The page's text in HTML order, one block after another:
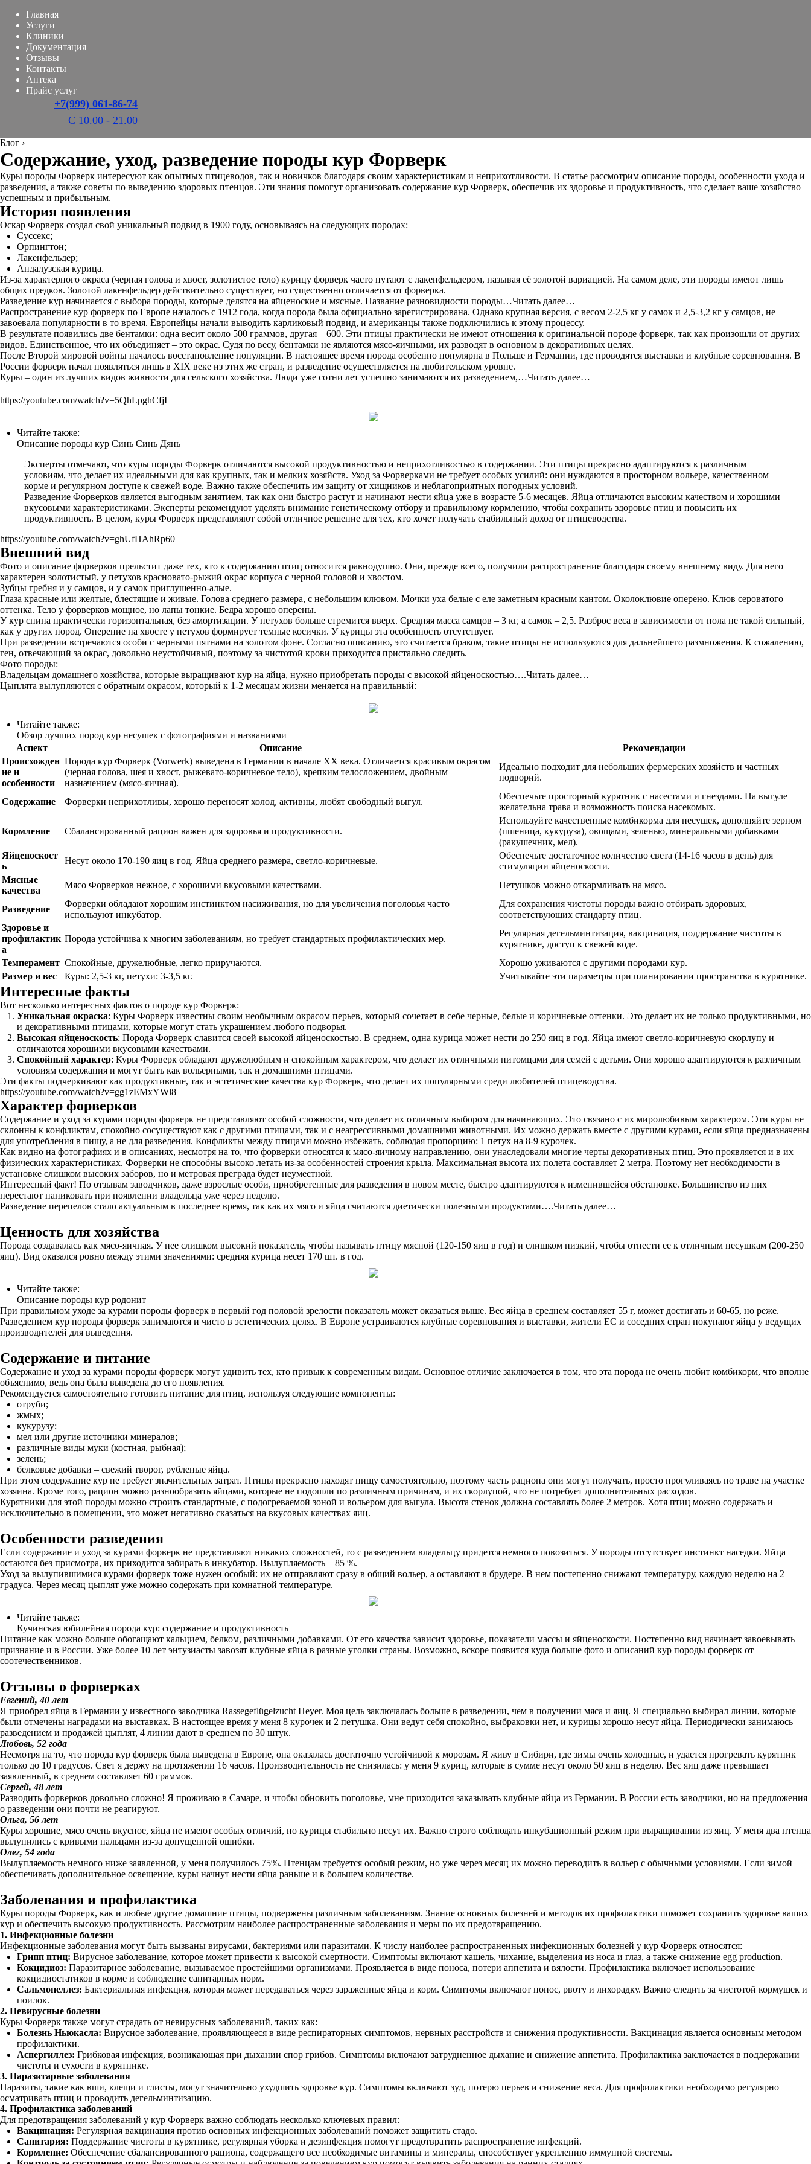
Главная
Услуги
Клиники
Документация
Отзывы
Контакты
Аптека
Прайс услуг
+7(999) 061-86-74
С 10.00 - 21.00
Блог ›
Содержание, уход, разведение породы кур Форверк
Куры породы Форверк интересуют как опытных птицеводов, так и новичков благодаря своим характеристикам и неприхотливости. В статье рассмотрим описание породы, особенности ухода и
разведения, а также советы по выведению здоровых птенцов. Эти знания помогут организовать содержание кур Форверк, обеспечив их здоровье и продуктивность, что сделает ваше хозяйство
успешным и прибыльным.
История появления
Оскар Форверк создал свой уникальный подвид в 1900 году, основываясь на следующих породах:
Суссекс;
Орпингтон;
Лакенфельдер;
Андалузская курица.
Из-за характерного окраса (черная голова и хвост, золотистое тело) курицу форверк часто путают с лакенфельдером, называя её золотой вариацией. На самом деле, эти породы имеют лишь
общих предков. Золотой лакенфельдер действительно существует, но существенно отличается от форверка.
Разведение кур начинается с выбора породы, которые делятся на яйценоские и мясные. Название разновидности породы…Читать далее…
Распространение кур форверк по Европе началось с 1912 года, когда порода была официально зарегистрирована. Однако крупная версия, с весом 2-2,5 кг у самок и 2,5-3,2 кг у самцов, не
завоевала популярности в то время. Европейцы начали выводить карликовый подвид, и американцы также подключились к этому процессу.
В результате появились две бентамки: одна весит около 500 граммов, другая – 600. Эти птицы практически не имеют отношения к оригинальной породе форверк, так как произошли от других
видов. Единственное, что их объединяет – это окрас. Судя по весу, бентамки не являются мясо-яичными, их разводят в основном в декоративных целях.
После Второй мировой войны началось восстановление популяции. В настоящее время порода особенно популярна в Польше и Германии, где проводятся выставки и клубные соревнования. В
России форверк начал появляться лишь в XIX веке из этих же стран, и разведение осуществляется на любительском уровне.
Куры – один из лучших видов живности для сельского хозяйства. Люди уже сотни лет успешно занимаются их разведением,…Читать далее…
https://youtube.com/watch?v=5QhLpghCfjI
Читайте также:
Описание породы кур Синь Синь Дянь
Эксперты отмечают, что куры породы Форверк отличаются высокой продуктивностью и неприхотливостью в содержании. Эти птицы прекрасно адаптируются к различным
условиям, что делает их идеальными для как крупных, так и мелких хозяйств. Уход за Форверками не требует особых усилий: они нуждаются в просторном вольере, качественном
корме и регулярном доступе к свежей воде. Важно также обеспечить им защиту от хищников и неблагоприятных погодных условий.
Разведение Форверков является выгодным занятием, так как они быстро растут и начинают нести яйца уже в возрасте 5-6 месяцев. Яйца отличаются высоким качеством и хорошими
вкусовыми характеристиками. Эксперты рекомендуют уделять внимание генетическому отбору и правильному кормлению, чтобы сохранить здоровье птиц и повысить их
продуктивность. В целом, куры Форверк представляют собой отличное решение для тех, кто хочет получать стабильный доход от птицеводства.
https://youtube.com/watch?v=ghUfHAhRp60
Внешний вид
Фото и описание форверков прельстит даже тех, кто к содержанию птиц относится равнодушно. Они, прежде всего, получили распространение благодаря своему внешнему виду. Для него
характерен золотистый, у петухов красновато-рыжий окрас корпуса с черной головой и хвостом.
Зубцы гребня и у самцов, и у самок приглушенно-алые.
Глаза красные или желтые, блестящие и живые. Голова среднего размера, с небольшим клювом. Мочки уха белые с еле заметным красным кантом. Околоклювие оперено. Клюв сероватого
оттенка. Тело у форверков мощное, но лапы тонкие. Бедра хорошо оперены.
У кур спина практически горизонтальная, без амортизации. У петухов больше стремится вверх. Средняя масса самцов – 3 кг, а самок – 2,5. Разброс веса в зависимости от пола не такой сильный,
как у других пород. Оперение на хвосте у петухов формирует темные косички. У курицы эта особенность отсутствует.
При разведении встречаются особи с черными пятнами на золотом фоне. Согласно описанию, это считается браком, такие птицы не используются для дальнейшего размножения. К сожалению,
ген, отвечающий за окрас, довольно неустойчивый, поэтому за чистотой крови приходится пристально следить.
Фото породы:
Владельцам домашнего хозяйства, которые выращивают кур на яйца, нужно приобретать породы с высокой яйценоскостью….Читать далее…
Цыплята вылупляются с обратным окрасом, который к 1-2 месяцам жизни меняется на правильный:
Читайте также:
Обзор лучших пород кур несушек с фотографиями и названиями
Аспект
Описание
Рекомендации
Происхожден
ие и
особенности
Порода кур Форверк (Vorwerk) выведена в Германии в начале XX века. Отличается красивым окрасом
(черная голова, шея и хвост, рыжевато-коричневое тело), крепким телосложением, двойным
назначением (мясо-яичная).
Идеально подходит для небольших фермерских хозяйств и частных
подворий.
Содержание Форверки неприхотливы, хорошо переносят холод, активны, любят свободный выгул.
Обеспечьте просторный курятник с насестами и гнездами. На выгуле
желательна трава и возможность поиска насекомых.
Кормление Сбалансированный рацион важен для здоровья и продуктивности.
Используйте качественные комбикорма для несушек, дополняйте зерном
(пшеница, кукуруза), овощами, зеленью, минеральными добавками
(ракушечник, мел).
Яйценоскост
ь
Несут около 170-190 яиц в год. Яйца среднего размера, светло-коричневые.
Обеспечьте достаточное количество света (14-16 часов в день) для
стимуляции яйценоскости.
Мясные
качества
Мясо Форверков нежное, с хорошими вкусовыми качествами. Петушков можно откармливать на мясо.
Разведение
Форверки обладают хорошим инстинктом насиживания, но для увеличения поголовья часто
используют инкубатор.
Для сохранения чистоты породы важно отбирать здоровых,
соответствующих стандарту птиц.
Здоровье и
профилактик
а
Порода устойчива к многим заболеваниям, но требует стандартных профилактических мер.
Регулярная дегельминтизация, вакцинация, поддержание чистоты в
курятнике, доступ к свежей воде.
Темперамент Спокойные, дружелюбные, легко приручаются.
Хорошо уживаются с другими породами кур.
Размер и вес
Куры: 2,5-3 кг, петухи: 3-3,5 кг. Учитывайте эти параметры при планировании пространства в курятнике.
Интересные факты
Вот несколько интересных фактов о породе кур Форверк:
Уникальная окраска: Куры Форверк известны своим необычным окрасом перьев, который сочетает в себе черные, белые и коричневые оттенки. Это делает их не только продуктивными, но
и декоративными птицами, которые могут стать украшением любого подворья.
Высокая яйценоскость: Порода Форверк славится своей высокой яйценоскостью. В среднем, одна курица может нести до 250 яиц в год. Яйца имеют светло-коричневую скорлупу и
отличаются хорошими вкусовыми качествами.
Спокойный характер: Куры Форверк обладают дружелюбным и спокойным характером, что делает их отличными питомцами для семей с детьми. Они хорошо адаптируются к различным
условиям содержания и могут быть как вольерными, так и домашними птицами.
Эти факты подчеркивают как продуктивные, так и эстетические качества кур Форверк, что делает их популярными среди любителей птицеводства.
https://youtube.com/watch?v=gg1zEMxYWl8
Характер форверков
Содержание и уход за курами породы форверк не представляют особой сложности, что делает их отличным выбором для начинающих. Это связано с их миролюбивым характером. Эти куры не
склонны к конфликтам, спокойно сосуществуют как с другими птицами, так и с неагрессивными домашними животными. Их можно держать вместе с другими курами, если яйца предназначены
для употребления в пищу, а не для разведения. Конфликты между птицами можно избежать, соблюдая пропорцию: 1 петух на 8-9 курочек.
Как видно на фотографиях и в описаниях, несмотря на то, что форверки относятся к мясо-яичному направлению, они унаследовали многие черты декоративных птиц. Это проявляется и в их
физических характеристиках. Форверки не способны высоко летать из-за особенностей строения крыла. Максимальная высота их полета составляет 2 метра. Поэтому нет необходимости в
установке слишком высоких заборов, но и метровая преграда будет неуместной.
Интересный факт! По отзывам заводчиков, даже взрослые особи, приобретенные для разведения в новом месте, быстро адаптируются к изменившейся обстановке. Большинство из них
перестают паниковать при появлении владельца уже через неделю.
Разведение перепелов стало актуальным в последнее время, так как их мясо и яйца считаются диетически полезными продуктами….Читать далее…
Ценность для хозяйства
Порода создавалась как мясо-яичная. У нее слишком высокий показатель, чтобы называть птицу мясной (120-150 яиц в год) и слишком низкий, чтобы отнести ее к отличным несушкам (200-250
яиц). Вид оказался ровно между этими значениями: средняя курица несет 170 шт. в год.
Читайте также:
Описание породы кур родонит
При правильном уходе за курами породы форверк в первый год половой зрелости показатель может оказаться выше. Вес яйца в среднем составляет 55 г, может достигать и 60-65, но реже.
Разведением кур породы форверк занимаются и чисто в эстетических целях. В Европе устраиваются клубные соревнования и выставки, жители ЕС и соседних стран покупают яйца у ведущих
производителей для выведения.
Содержание и питание
Содержание и уход за курами породы форверк могут удивить тех, кто привык к современным видам. Основное отличие заключается в том, что эта порода не очень любит комбикорм, что вполне
объяснимо, ведь она была выведена до его появления.
Рекомендуется самостоятельно готовить питание для птиц, используя следующие компоненты:
отруби;
жмых;
кукурузу;
мел или другие источники минералов;
различные виды муки (костная, рыбная);
зелень;
белковые добавки – свежий творог, рубленые яйца.
При этом содержание кур не требует значительных затрат. Птицы прекрасно находят пищу самостоятельно, поэтому часть рациона они могут получать, просто прогуливаясь по траве на участке
хозяина. Кроме того, рацион можно разнообразить яйцами, которые не подошли по различным причинам, и их скорлупой, что не потребует дополнительных расходов.
Курятники для этой породы можно строить стандартные, с подогреваемой зоной и вольером для выгула. Высота стенок должна составлять более 2 метров. Хотя птиц можно содержать и
исключительно в помещении, это может негативно сказаться на вкусовых качествах яиц.
Особенности разведения
Если содержание и уход за курами форверк не представляют никаких сложностей, то с разведением владельцу придется немного повозиться. У породы отсутствует инстинкт наседки. Яйца
остаются без присмотра, их приходится забирать в инкубатор. Вылупляемость – 85 %.
Уход за вылупившимися курами форверк тоже нужен особый: их не отправляют сразу в общий вольер, а оставляют в брудере. В нем постепенно снижают температуру, каждую неделю на 2
градуса. Через месяц цыплят уже можно содержать при комнатной температуре.
Читайте также:
Кучинская юбилейная порода кур: содержание и продуктивность
Питание как можно больше обогащают кальцием, белком, различными добавками. От его качества зависит здоровье, показатели массы и яйценоскости. Постепенно вид начинает завоевывать
признание и в России. Уже более 10 лет энтузиасты завозят клубные яйца в разные уголки страны. Возможно, вскоре появится куда больше фото и описаний кур породы форверк от
соотечественников.
Отзывы о форверках
Евгений, 40 лет
Я приобрел яйца в Германии у известного заводчика Rassegeflügelzucht Heyer. Моя цель заключалась больше в разведении, чем в получении мяса и яиц. Я специально выбирал линии, которые
были отмечены наградами на выставках. В настоящее время у меня 8 курочек и 2 петушка. Они ведут себя спокойно, выбраковки нет, и курицы хорошо несут яйца. Периодически занимаюсь
разведением и продажей цыплят, 4 линии дают в среднем по 30 штук.
Любовь, 52 года
Несмотря на то, что порода кур форверк была выведена в Европе, она оказалась достаточно устойчивой к морозам. Я живу в Сибири, где зимы очень холодные, и удается прогревать курятник
только до 10 градусов. Свет я держу на протяжении 16 часов. Производительность не снизилась: у меня 9 куриц, которые в сумме несут около 50 яиц в неделю. Вес яиц даже превышает
заявленный, в среднем составляет 60 граммов.
Сергей, 48 лет
Разводить форверков довольно сложно! Я проживаю в Самаре, и чтобы обновить поголовье, мне приходится заказывать клубные яйца из Германии. В России есть заводчики, но на предложения
о разведении они почти не реагируют.
Ольга, 56 лет
Куры хорошие, мясо очень вкусное, яйца не имеют особых отличий, но курицы стабильно несут их. Важно строго соблюдать инкубационный режим при выращивании из яиц. У меня два птенца
вылупились с кривыми пальцами из-за допущенной ошибки.
Олег, 54 года
Вылупляемость немного ниже заявленной, у меня получилось 75%. Птенцам требуется особый режим, но уже через месяц их можно переводить в вольер с обычными условиями. Если зимой
обеспечивать дополнительное освещение, куры начнут нести яйца раньше и в большем количестве.
Заболевания и профилактика
Куры породы Форверк, как и любые другие домашние птицы, подвержены различным заболеваниям. Знание основных болезней и методов их профилактики поможет сохранить здоровье ваших
кур и обеспечить высокую продуктивность. Рассмотрим наиболее распространенные заболевания и меры по их предотвращению.
1. Инфекционные болезни
Инфекционные заболевания могут быть вызваны вирусами, бактериями или паразитами. К числу наиболее распространенных инфекционных болезней у кур Форверк относятся:
Грипп птиц: Вирусное заболевание, которое может привести к высокой смертности. Симптомы включают кашель, чихание, выделения из носа и глаз, а также снижение egg production.
Кокцидиоз: Паразитарное заболевание, вызываемое простейшими организмами. Проявляется в виде поноса, потери аппетита и вялости. Профилактика включает использование
кокцидиостатиков в корме и соблюдение санитарных норм.
Сальмонеллез: Бактериальная инфекция, которая может передаваться через зараженные яйца и корм. Симптомы включают понос, рвоту и лихорадку. Важно следить за чистотой кормушек и
поилок.
2. Невирусные болезни
Куры Форверк также могут страдать от невирусных заболеваний, таких как:
Болезнь Ньюкасла: Вирусное заболевание, проявляющееся в виде респираторных симптомов, нервных расстройств и снижения продуктивности. Вакцинация является основным методом
профилактики.
Аспергиллез: Грибковая инфекция, возникающая при дыхании спор грибов. Симптомы включают затрудненное дыхание и снижение аппетита. Профилактика заключается в поддержании
чистоты и сухости в курятнике.
3. Паразитарные заболевания
Паразиты, такие как вши, клещи и глисты, могут значительно ухудшить здоровье кур. Симптомы включают зуд, потерю перьев и снижение веса. Для профилактики необходимо регулярно
осматривать птиц и проводить дегельминтизацию.
4. Профилактика заболеваний
Для предотвращения заболеваний у кур Форверк важно соблюдать несколько ключевых правил:
Вакцинация: Регулярная вакцинация против основных инфекционных заболеваний поможет защитить стадо.
Санитария: Поддержание чистоты в курятнике, регулярная уборка и дезинфекция помогут предотвратить распространение инфекций.
Кормление: Обеспечение сбалансированного рациона, содержащего все необходимые витамины и минералы, способствует укреплению иммунной системы.